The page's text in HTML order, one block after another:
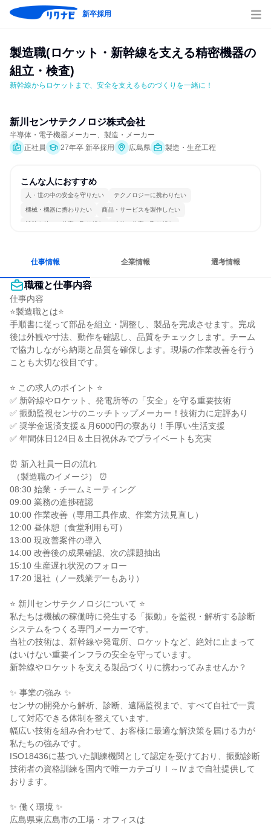
新卒採用
製造職(ロケット・新幹線を支える精密機器の
組立・検査)
新幹線からロケットまで、安全を支えるものづくりを一緒に！
新川センサテクノロジ株式会社
半導体・電子機器メーカー、製造・メーカー
正社員
27年卒 新卒採用 広島県 製造・生産工程
こんな人におすすめ
人・世の中の安全を守りたい テクノロジーに携わりたい
機械・機器に携わりたい 商品・サービスを製作したい
情熱を持って仕事に取り組む 冷静に仕事に取り組む
仕事情報 企業情報 選考情報
職種と仕事内容
仕事内容
⭐製造職とは⭐
手順書に従って部品を組立・調整し、製品を完成させます。完成
後は外観や寸法、動作を確認し、品質をチェックします。チーム
で協力しながら納期と品質を確保します。現場の作業改善を行う
ことも大切な役目です。
⭐ この求人のポイント ⭐
✅ 新幹線やロケット、発電所等の「安全」を守る重要技術
✅ 振動監視センサのニッチトップメーカー！技術力に定評あり
✅ 奨学金返済支援＆月6000円の寮あり！手厚い生活支援
✅ 年間休日124日＆土日祝休みでプライベートも充実
⏰ 新入社員一日の流れ
08:30 始業・チームミーティング
09:00 業務の進捗確認
10:00 作業改善（専用工具作成、作業方法見直し）
12:00 昼休憩（食堂利用も可）
13:00 現改善案件の導入
14:00 改善後の成果確認、次の課題抽出
15:10 生産遅れ状況のフォロー
17:20 退社（ノー残業デーもあり）
⭐ 新川センサテクノロジについて ⭐
私たちは機械の稼働時に発生する「振動」を監視・解析する診断
システムをつくる専門メーカーです。
当社の技術は、新幹線や発電所、ロケットなど、絶対に止まって
はいけない重要インフラの安全を守っています。
新幹線やロケットを支える製品づくりに携わってみませんか？
✨ 事業の強み ✨
センサの開発から解析、診断、遠隔監視まで、すべて自社で一貫
して対応できる体制を整えています。
幅広い技術を組み合わせて、お客様に最適な解決策を届ける力が
私たちの強みです。
ISO18436に基づいた訓練機関として認定を受けており、振動診断
技術者の資格訓練を国内で唯一カテゴリⅠ～Ⅳまで自社提供して
おります。
✨ 働く環境 ✨
広島県東広島市の工場・オフィスは